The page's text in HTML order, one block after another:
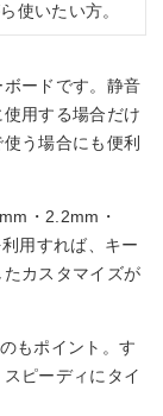
使いたい方。
ードです。静音
用する場合だけ
う場合にも便利
・2.2mm・
用すれば、キー
カスタマイズが
もポイント。す
ピーディにタイ